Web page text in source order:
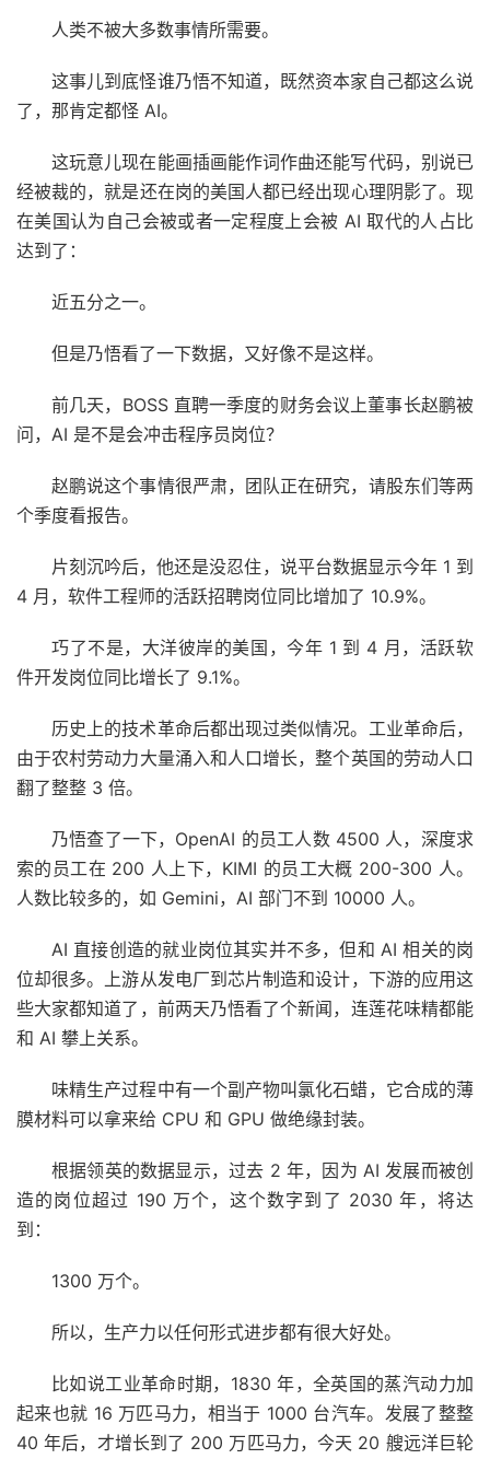
人类不被大多数事情所需要。
这事儿到底怪谁乃悟不知道，既然资本家自己都这么说
了，那肯定都怪 AI。
这玩意儿现在能画插画能作词作曲还能写代码，别说已
经被裁的，就是还在岗的美国人都已经出现心理阴影了。现
在美国认为自己会被或者一定程度上会被 AI 取代的人占比
达到了：
近五分之一。
但是乃悟看了一下数据，又好像不是这样。
前几天，BOSS 直聘一季度的财务会议上董事长赵鹏被
问，AI 是不是会冲击程序员岗位？
赵鹏说这个事情很严肃，团队正在研究，请股东们等两
个季度看报告。
片刻沉吟后，他还是没忍住，说平台数据显示今年 1 到
4 月，软件工程师的活跃招聘岗位同比增加了 10.9%。
巧了不是，大洋彼岸的美国，今年 1 到 4 月，活跃软
件开发岗位同比增长了 9.1%。
历史上的技术革命后都出现过类似情况。工业革命后，
由于农村劳动力大量涌入和人口增长，整个英国的劳动人口
翻了整整 3 倍。
乃悟查了一下，OpenAI 的员工人数 4500 人，深度求
索的员工在 200 人上下，KIMI 的员工大概 200-300 人。
人数比较多的，如 Gemini，AI 部门不到 10000 人。
AI 直接创造的就业岗位其实并不多，但和 AI 相关的岗
位却很多。上游从发电厂到芯片制造和设计，下游的应用这
些大家都知道了，前两天乃悟看了个新闻，连莲花味精都能
和 AI 攀上关系。
味精生产过程中有一个副产物叫氯化石蜡，它合成的薄
膜材料可以拿来给 CPU 和 GPU 做绝缘封装。
根据领英的数据显示，过去 2 年，因为 AI 发展而被创
造的岗位超过 190 万个，这个数字到了 2030 年，将达
到：
1300 万个。
所以，生产力以任何形式进步都有很大好处。
比如说工业革命时期，1830 年，全英国的蒸汽动力加
起来也就 16 万匹马力，相当于 1000 台汽车。发展了整整
40 年后，才增长到了 200 万匹马力，今天 20 艘远洋巨轮